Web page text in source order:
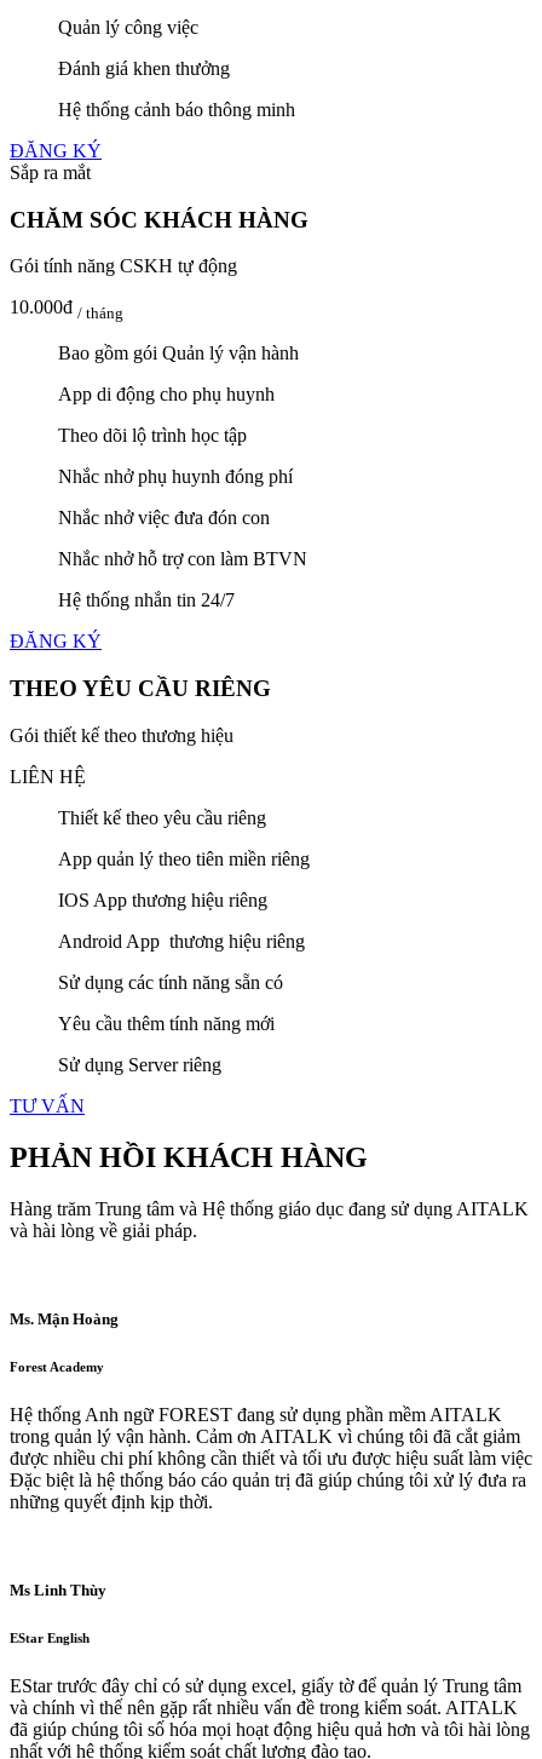
Quản lý công việc
Đánh giá khen thưởng
Hệ thống cảnh báo thông minh
ĐĂNG KÝ
Sắp ra mắt
CHĂM SÓC KHÁCH HÀNG
Gói tính năng CSKH tự động
10.000đ / tháng
Bao gồm gói Quản lý vận hành
App di động cho phụ huynh
Theo dõi lộ trình học tập
Nhắc nhở phụ huynh đóng phí
Nhắc nhở việc đưa đón con
Nhắc nhở hỗ trợ con làm BTVN
Hệ thống nhắn tin 24/7
ĐĂNG KÝ
THEO YÊU CẦU RIÊNG
Gói thiết kế theo thương hiệu
LIÊN HỆ
Thiết kế theo yêu cầu riêng
App quản lý theo tiên miền riêng
IOS App thương hiệu riêng
Android App thương hiệu riêng
Sử dụng các tính năng sẵn có
Yêu cầu thêm tính năng mới
Sử dụng Server riêng
TƯ VẤN
PHẢN HỒI KHÁCH HÀNG
Hàng trăm Trung tâm và Hệ thống giáo dục đang sử dụng AITALK
và hài lòng về giải pháp.
Ms. Mận Hoàng
Forest Academy
Hệ thống Anh ngữ FOREST đang sử dụng phần mềm AITALK
trong quản lý vận hành. Cảm ơn AITALK vì chúng tôi đã cắt giảm
được nhiều chi phí không cần thiết và tối ưu được hiệu suất làm việc
Đặc biệt là hệ thống báo cáo quản trị đã giúp chúng tôi xử lý đưa ra
những quyết định kịp thời.
Ms Linh Thùy
EStar English
EStar trước đây chỉ có sử dụng excel, giấy tờ để quản lý Trung tâm
và chính vì thế nên gặp rất nhiều vấn đề trong kiểm soát. AITALK
đã giúp chúng tôi số hóa mọi hoạt động hiệu quả hơn và tôi hài lòng
nhất với hệ thống kiểm soát chất lượng đào tạo.